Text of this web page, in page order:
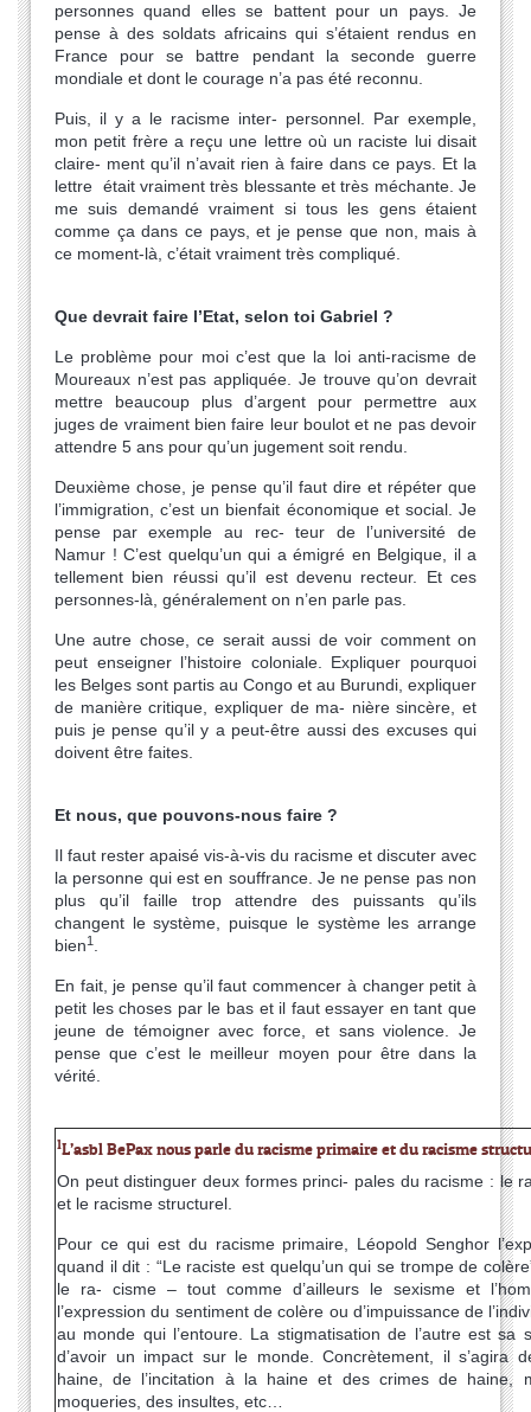
personnes quand elles se battent pour un pays. Je
pense à des soldats africains qui s’étaient rendus en
France pour se battre pendant la seconde guerre
mondiale et dont le courage n’a pas été reconnu.
Puis, il y a le racisme inter- personnel. Par exemple,
mon petit frère a reçu une lettre où un raciste lui disait
claire- ment qu’il n’avait rien à faire dans ce pays. Et la
lettre était vraiment très blessante et très méchante. Je
me suis demandé vraiment si tous les gens étaient
comme ça dans ce pays, et je pense que non, mais à
ce moment-là, c’était vraiment très compliqué.
Que devrait faire l’Etat, selon toi Gabriel ?
Le problème pour moi c’est que la loi anti-racisme de
Moureaux n’est pas appliquée. Je trouve qu’on devrait
mettre beaucoup plus d’argent pour permettre aux
juges de vraiment bien faire leur boulot et ne pas devoir
attendre 5 ans pour qu’un jugement soit rendu.
Deuxième chose, je pense qu’il faut dire et répéter que
l’immigration, c’est un bienfait économique et social. Je
pense par exemple au rec- teur de l’université de
Namur ! C’est quelqu’un qui a émigré en Belgique, il a
tellement bien réussi qu’il est devenu recteur. Et ces
personnes-là, généralement on n’en parle pas.
Une autre chose, ce serait aussi de voir comment on
peut enseigner l’histoire coloniale. Expliquer pourquoi
les Belges sont partis au Congo et au Burundi, expliquer
de manière critique, expliquer de ma- nière sincère, et
puis je pense qu’il y a peut-être aussi des excuses qui
doivent être faites.
Et nous, que pouvons-nous faire ?
Il faut rester apaisé vis-à-vis du racisme et discuter avec
la personne qui est en souffrance. Je ne pense pas non
plus qu’il faille trop attendre des puissants qu’ils
changent le système, puisque le système les arrange
bien1 .
En fait, je pense qu’il faut commencer à changer petit à
petit les choses par le bas et il faut essayer en tant que
jeune de témoigner avec force, et sans violence. Je
pense que c’est le meilleur moyen pour être dans la
vérité.
1L’asbl BePax nous parle du racisme primaire et du racisme
On peut distinguer deux formes princi- pales du racisme : le
et le racisme structurel.
Pour ce qui est du racisme primaire, Léopold Senghor
quand il dit : “Le raciste est quelqu’un qui se trompe de
le ra- cisme – tout comme d’ailleurs le sexisme et
l’expression du sentiment de colère ou d’impuissance de
au monde qui l’entoure. La stigmatisation de l’autre est sa
d’avoir un impact sur le monde. Concrètement, il s’agira
haine, de l’incitation à la haine et des crimes de haine,
moqueries, des insultes, etc…